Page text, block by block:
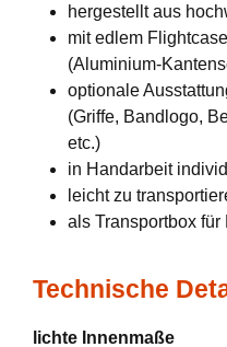
hergestellt aus
mit edlem
(Aluminium-
optionale
(Griffe, Bandlogo,
etc.)
in Handarbeit
leicht zu
als Transportbox
Technische
lichte Innenmaße